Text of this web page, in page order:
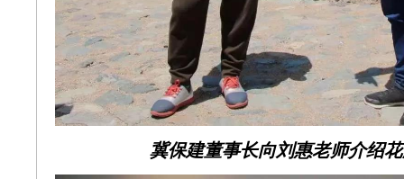
冀保建董事长向刘惠老师介绍